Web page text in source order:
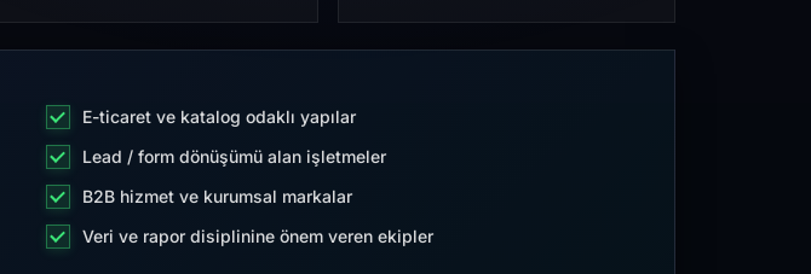
E-ticaret ve katalog odaklı yapılar
Lead / form dönüşümü alan işletmeler
B2B hizmet ve kurumsal markalar
Veri ve rapor disiplinine önem veren ekipler